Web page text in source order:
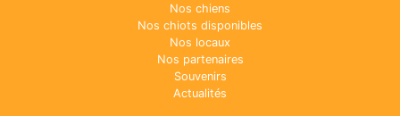
Nos chiens
Nos chiots disponibles
Nos locaux
Nos partenaires
Souvenirs
Actualités